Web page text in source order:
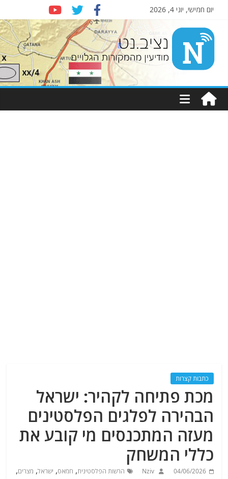
יום חמישי, יוני 4, 2026
Nziv.net
מודיעין
מהמקורות
כתבות קצרות
מכת פתיחה לקהיר: ישראל
הבהירה לפלגים הפלסטינים
מעזה המתכנסים מי קובע את
כללי המשחק
04/06/2026
Nziv הרשות הפלסטינית, חמאס, ישראל, מצרים,